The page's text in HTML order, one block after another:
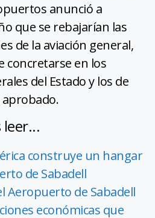
anunció a
que se rebajarían las
de la aviación general,
concretarse en los
del Estado y los de
aprobado.
construye un hangar
de Sabadell
Aeropuerto de Sabadell
económicas que